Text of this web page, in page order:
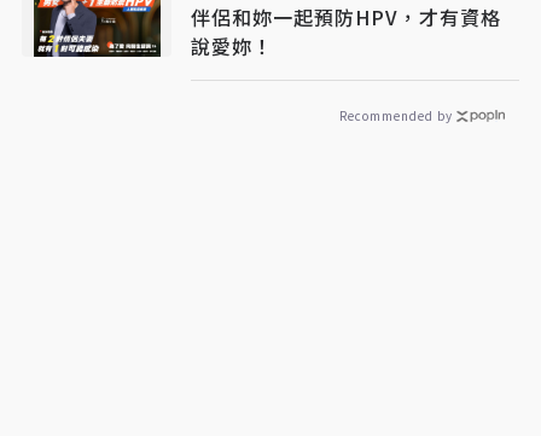
伴侶和妳一起預防HPV，才有資格
說愛妳！
Recommended by